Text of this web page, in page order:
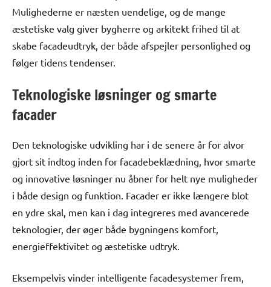
Mulighederne er næsten uendelige, og de mange
æstetiske valg giver bygherre og arkitekt frihed til at
skabe facadeudtryk, der både afspejler personlighed og
følger tidens tendenser.
Teknologiske løsninger og smarte
facader
Den teknologiske udvikling har i de senere år for alvor
gjort sit indtog inden for facadebeklædning, hvor smarte
og innovative løsninger nu åbner for helt nye muligheder
i både design og funktion. Facader er ikke længere blot
en ydre skal, men kan i dag integreres med avancerede
teknologier, der øger både bygningens komfort,
energieffektivitet og æstetiske udtryk.
Eksempelvis vinder intelligente facadesystemer frem,